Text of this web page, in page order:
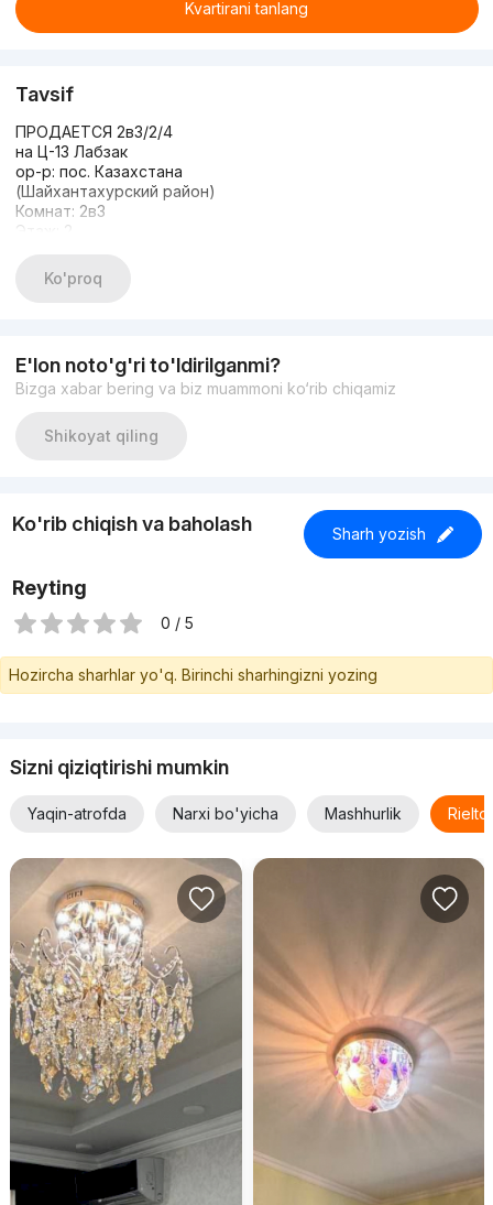
Kvartirani tanlang
Tavsif
ПРОДАЕТСЯ 2в3/2/4
на Ц-13 Лабзак
ор-р: пос. Казахстана
(Шайхантахурский район)
Комнат: 2в3
Этаж: 2
Общая площадь: 52м2
Состояние: евроремонт
+998909832999
Ko'proq
E'lon noto'g'ri to'ldirilganmi?
Bizga xabar bering va biz muammoni ko‘rib chiqamiz
Shikoyat qiling
Ko'rib chiqish va baholash Sharh yozish
Reyting
0 / 5
Hozircha sharhlar yo'q. Birinchi sharhingizni yozing
Sizni qiziqtirishi mumkin
Yaqin-atrofda Narxi bo'yicha Mashhurlik